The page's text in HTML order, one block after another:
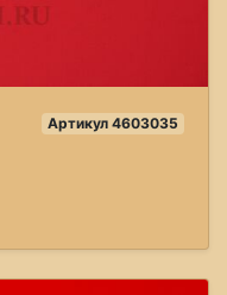
Артикул 4603035